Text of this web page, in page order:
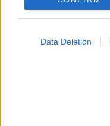
Opted Out
Data Deletion